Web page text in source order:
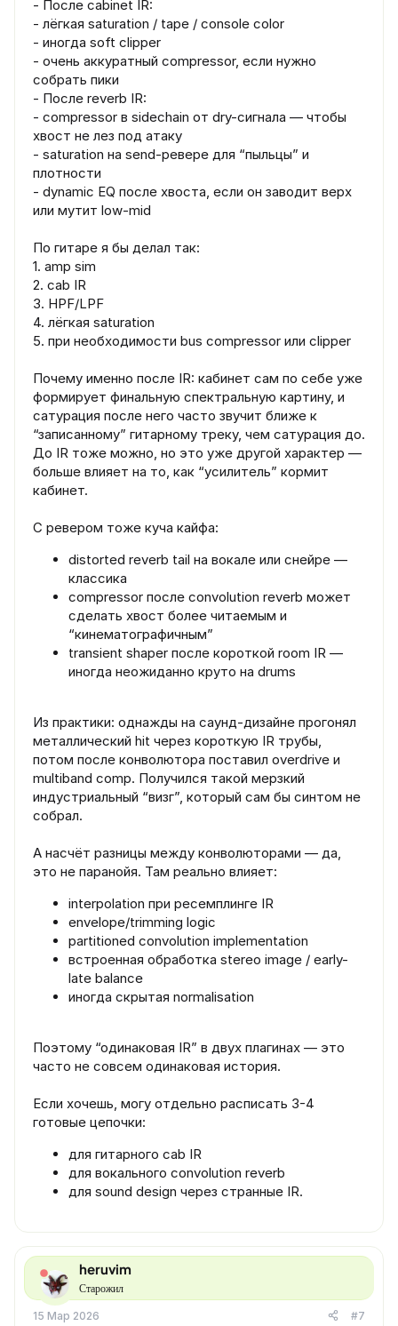
- После cabinet IR:
- лёгкая saturation / tape / console color
- иногда soft clipper
- очень аккуратный compressor, если нужно
собрать пики
- После reverb IR:
- compressor в sidechain от dry-сигнала — чтобы
хвост не лез под атаку
- saturation на send-ревере для “пыльцы” и
плотности
- dynamic EQ после хвоста, если он заводит верх
или мутит low-mid
По гитаре я бы делал так:
1. amp sim
2. cab IR
3. HPF/LPF
4. лёгкая saturation
5. при необходимости bus compressor или clipper
Почему именно после IR: кабинет сам по себе уже
формирует финальную спектральную картину, и
сатурация после него часто звучит ближе к
“записанному” гитарному треку, чем сатурация до.
До IR тоже можно, но это уже другой характер —
больше влияет на то, как “усилитель” кормит
кабинет.
С ревером тоже куча кайфа:
distorted reverb tail на вокале или снейре —
классика
compressor после convolution reverb может
сделать хвост более читаемым и
“кинематографичным”
transient shaper после короткой room IR —
иногда неожиданно круто на drums
Из практики: однажды на саунд-дизайне прогонял
металлический hit через короткую IR трубы,
потом после конволютора поставил overdrive и
multiband comp. Получился такой мерзкий
индустриальный “визг”, который сам бы синтом не
собрал.
А насчёт разницы между конволюторами — да,
это не паранойя. Там реально влияет:
interpolation при ресемплинге IR
envelope/trimming logic
partitioned convolution implementation
встроенная обработка stereo image / early-
late balance
иногда скрытая normalisation
Поэтому “одинаковая IR” в двух плагинах — это
часто не совсем одинаковая история.
Если хочешь, могу отдельно расписать 3-4
готовые цепочки:
для гитарного cab IR
для вокального convolution reverb
для sound design через странные IR.
heruvim
Старожил
15 Мар 2026 #7